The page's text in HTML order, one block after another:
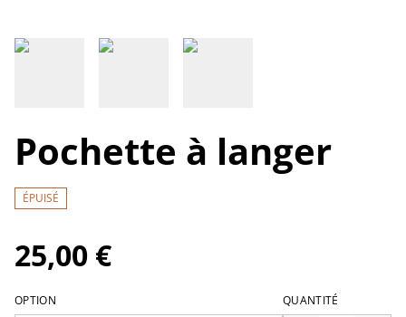
Pochette à langer
ÉPUISÉ
25,00 €
OPTION QUANTITÉ